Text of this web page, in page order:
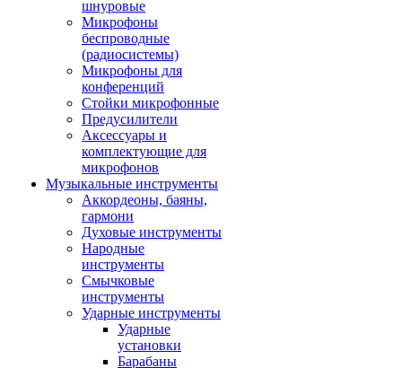
шнуровые
Микрофоны
беспроводные
(радиосистемы)
Микрофоны для
конференций
Стойки микрофонные
Предусилители
Аксессуары и
комплектующие для
микрофонов
Музыкальные инструменты
Аккордеоны, баяны,
гармони
Духовые инструменты
Народные
инструменты
Смычковые
инструменты
Ударные инструменты
Ударные
установки
Барабаны